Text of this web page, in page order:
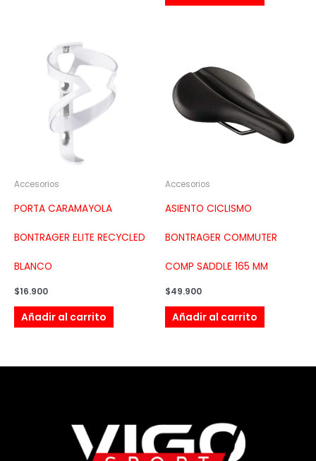
Accesorios
PORTA CARAMAYOLA
BONTRAGER ELITE RECYCLED
BLANCO
$16.900
Añadir al carrito
Accesorios
ASIENTO CICLISMO
BONTRAGER COMMUTER
COMP SADDLE 165 MM
$49.900
Añadir al carrito